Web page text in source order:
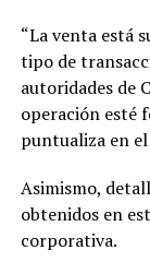
“La venta está
tipo de
autoridades de
operación esté
puntualiza en
Asimismo,
obtenidos en
corporativa.